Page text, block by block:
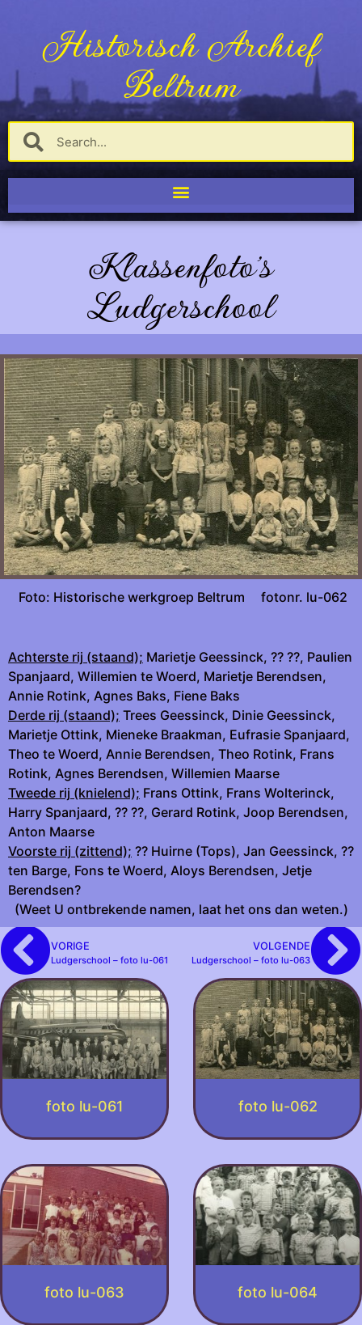
Historisch Archief
Beltrum
Klassenfoto's
Ludgerschool
Foto: Historische werkgroep Beltrum fotonr. lu-062
Achterste rij (staand); Marietje Geessinck, ?? ??, Paulien
Spanjaard, Willemien te Woerd, Marietje Berendsen,
Annie Rotink, Agnes Baks, Fiene Baks
Derde rij (staand); Trees Geessinck, Dinie Geessinck,
Marietje Ottink, Mieneke Braakman, Eufrasie Spanjaard,
Theo te Woerd, Annie Berendsen, Theo Rotink, Frans
Rotink, Agnes Berendsen, Willemien Maarse
Tweede rij (knielend); Frans Ottink, Frans Wolterinck,
Harry Spanjaard, ?? ??, Gerard Rotink, Joop Berendsen,
Anton Maarse
Voorste rij (zittend); ?? Huirne (Tops), Jan Geessinck, ??
ten Barge, Fons te Woerd, Aloys Berendsen, Jetje
Berendsen?
(Weet U ontbrekende namen, laat het ons dan weten.)
VORIGE
Ludgerschool – foto lu-061
VOLGENDE
Ludgerschool – foto lu-063
foto lu-061 foto lu-062
foto lu-063 foto lu-064